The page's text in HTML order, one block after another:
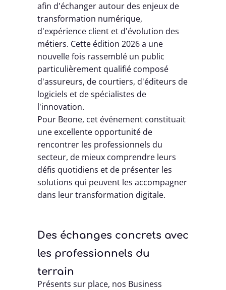
afin d'échanger autour des enjeux de
transformation numérique,
d'expérience client et d'évolution des
métiers. Cette édition 2026 a une
nouvelle fois rassemblé un public
particulièrement qualifié composé
d'assureurs, de courtiers, d'éditeurs de
logiciels et de spécialistes de
l'innovation.
Pour Beone, cet événement constituait
une excellente opportunité de
rencontrer les professionnels du
secteur, de mieux comprendre leurs
défis quotidiens et de présenter les
solutions qui peuvent les accompagner
dans leur transformation digitale.
Des échanges concrets avec
les professionnels du
terrain
Présents sur place, nos Business